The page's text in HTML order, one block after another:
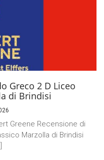
Greco 2 D Liceo
di Brindisi
Greene Recensione di
Marzolla di Brindisi